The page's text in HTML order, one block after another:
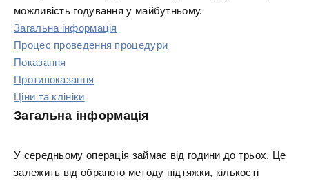
можливість годування у майбутньому.
Загальна інформація
Процес проведення процедури
Показання
Протипоказання
Ціни та клініки
Загальна інформація
У середньому операція займає від години до трьох. Це
залежить від обраного методу підтяжки, кількості